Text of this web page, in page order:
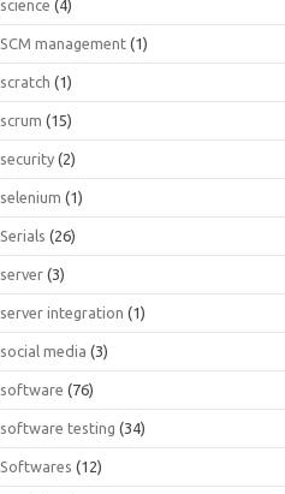
science (4)
SCM management (1)
scratch (1)
scrum (15)
security (2)
selenium (1)
Serials (26)
server (3)
server integration (1)
social media (3)
software (76)
software testing (34)
Softwares (12)